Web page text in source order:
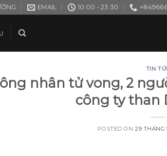
EMAIL 10:00 - 23:30
TIN
nhân tử vong, 2
công ty than
POSTED ON29 THÁNG